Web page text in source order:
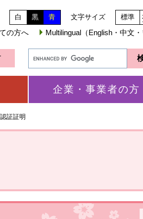
白 黒 青 文字サイズ 標準
の方へ Multilingual（English・中文・
企業・事業者の方
証証明